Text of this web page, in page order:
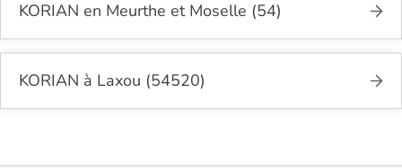
KORIAN en Meurthe et Moselle (54)
KORIAN à Laxou (54520)